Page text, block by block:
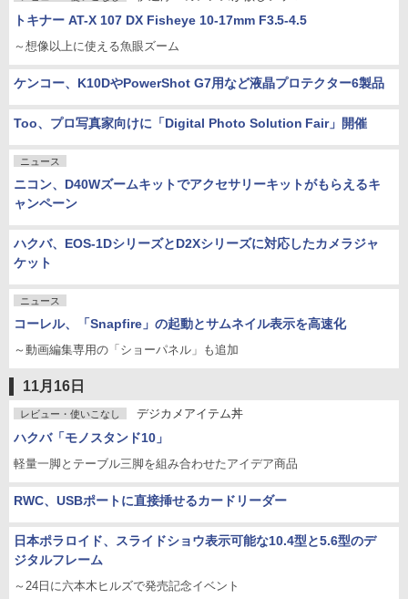
トキナー AT-X 107 DX Fisheye 10-17mm F3.5-4.5
～想像以上に使える魚眼ズーム
ケンコー、K10DやPowerShot G7用など液晶プロテクター6製品
Too、プロ写真家向けに「Digital Photo Solution Fair」開催
ニュース
ニコン、D40Wズームキットでアクセサリーキットがもらえるキ
ャンペーン
ハクバ、EOS-1DシリーズとD2Xシリーズに対応したカメラジャ
ケット
ニュース
コーレル、「Snapfire」の起動とサムネイル表示を高速化
～動画編集専用の「ショーパネル」も追加
11月16日
レビュー・使いこなし デジカメアイテム丼
ハクバ「モノスタンド10」
軽量一脚とテーブル三脚を組み合わせたアイデア商品
RWC、USBポートに直接挿せるカードリーダー
日本ポラロイド、スライドショウ表示可能な10.4型と5.6型のデ
ジタルフレーム
～24日に六本木ヒルズで発売記念イベント